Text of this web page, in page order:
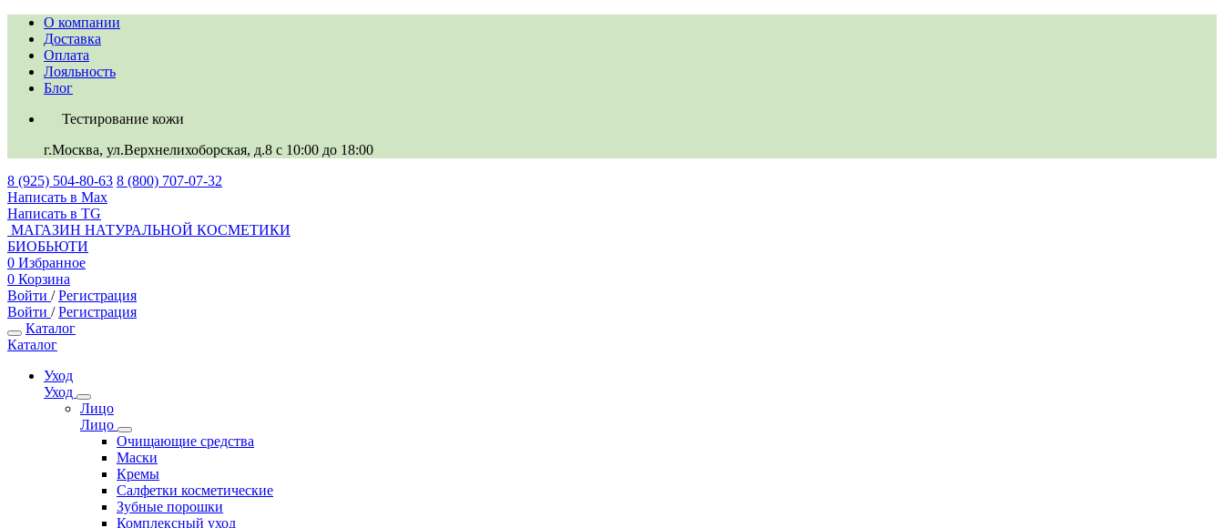
О компании
Доставка
Оплата
Лояльность
Блог
Тестирование кожи
г.Москва, ул.Верхнелихоборская, д.8 c 10:00 до 18:00
8 (925) 504-80-63 8 (800) 707-07-32
Написать в Max
Написать в TG
МАГАЗИН НАТУРАЛЬНОЙ КОСМЕТИКИ
БИОБЬЮТИ
0 Избранное
0 Корзина
Войти / Регистрация
Войти / Регистрация
Каталог
Каталог
Уход
Уход
Лицо
Лицо
Очищающие средства
Маски
Кремы
Салфетки косметические
Зубные порошки
Комплексный уход